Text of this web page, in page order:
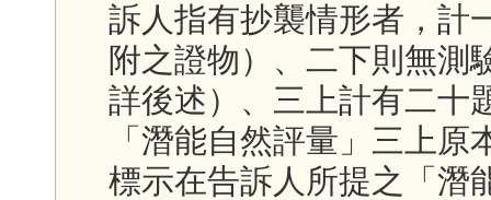
訴人指有抄襲情形者，計
附之證物）、二下則無測
詳後述）、三上計有二十
「潛能自然評量」三上
標示在告訴人所提之「潛